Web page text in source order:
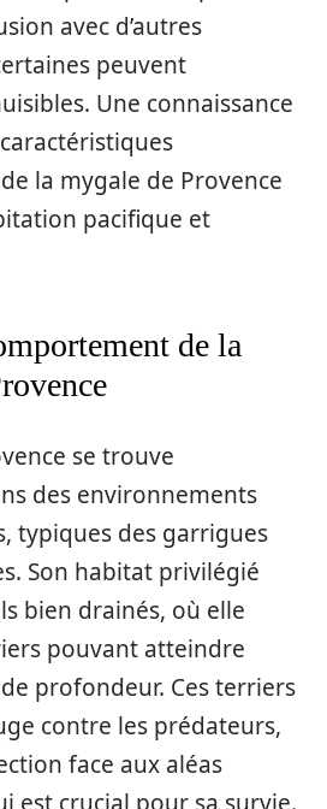
avec d’autres
peuvent
Une connaissance
la mygale de Provence
pacifique et
de la
se trouve
des environnements
typiques des garrigues
Son habitat privilégié
bien drainés, où elle
pouvant atteindre
profondeur. Ces terriers
contre les prédateurs,
face aux aléas
est crucial pour sa survie.